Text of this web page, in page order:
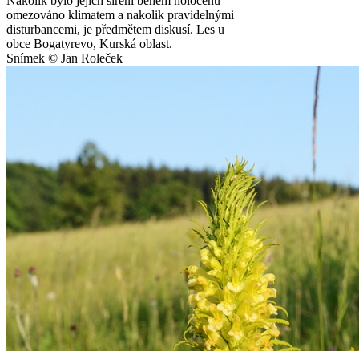
omezováno klimatem a nakolik pravidelnými
disturbancemi, je předmětem diskusí. Les u
obce Bogatyrevo, Kurská oblast.
Snímek © Jan Roleček